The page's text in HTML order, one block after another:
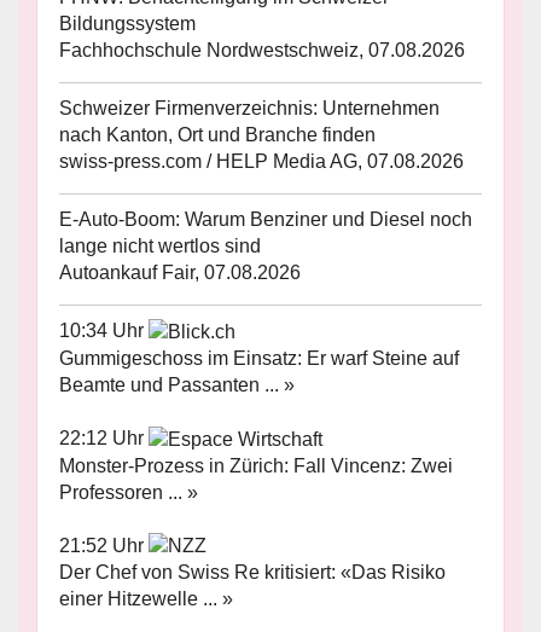
Bildungssystem
Fachhochschule Nordwestschweiz, 07.08.2026
Schweizer Firmenverzeichnis: Unternehmen
nach Kanton, Ort und Branche finden
swiss-press.com / HELP Media AG, 07.08.2026
E-Auto-Boom: Warum Benziner und Diesel noch
lange nicht wertlos sind
Autoankauf Fair, 07.08.2026
10:34 Uhr
Gummigeschoss im Einsatz: Er warf Steine auf
Beamte und Passanten ... »
22:12 Uhr
Monster-Prozess in Zürich: Fall Vincenz: Zwei
Professoren ... »
21:52 Uhr
Der Chef von Swiss Re kritisiert: «Das Risiko
einer Hitzewelle ... »